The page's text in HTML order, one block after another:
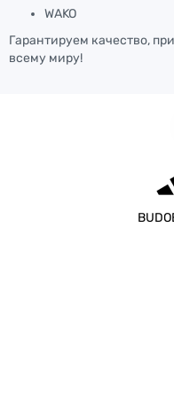
WAKO
Гарантируем качество,
всему миру!